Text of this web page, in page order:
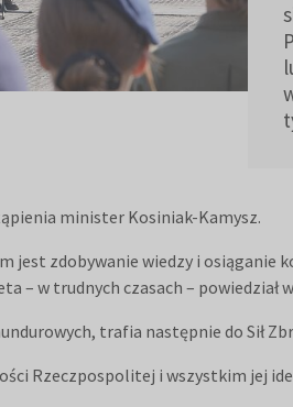
minister Kosiniak-Kamysz.
jest zdobywanie wiedzy i
– w trudnych czasach –
trafia następnie do Sił
Rzeczpospolitej i wszystkim jej